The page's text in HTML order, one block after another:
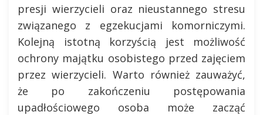
presji wierzycieli oraz nieustannego stresu
związanego z egzekucjami komorniczymi.
Kolejną istotną korzyścią jest możliwość
ochrony majątku osobistego przed zajęciem
przez wierzycieli. Warto również zauważyć,
że po zakończeniu postępowania
upadłościowego osoba może zacząć